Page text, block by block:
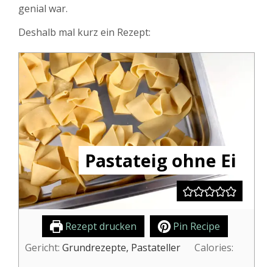
genial war.
Deshalb mal kurz ein Rezept:
Pastateig ohne Ei
Rezept drucken
Pin Recipe
Gericht: Grundrezepte, Pastateller Calories: